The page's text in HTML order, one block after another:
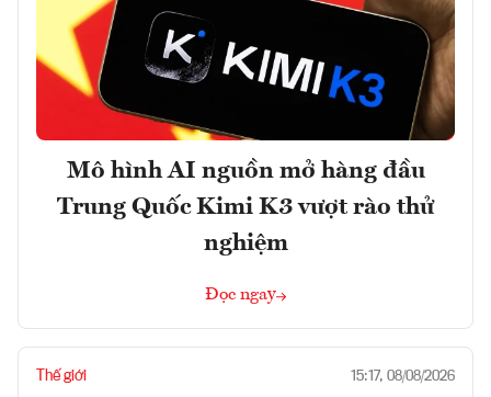
Mô hình AI nguồn mở hàng đầu
Trung Quốc Kimi K3 vượt rào thử
nghiệm
Đọc ngay
Thế giới 15:17, 08/08/2026